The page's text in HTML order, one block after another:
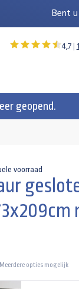
Bent
4,7|
geopend.
voorraad
Meerdere opties mogelijk